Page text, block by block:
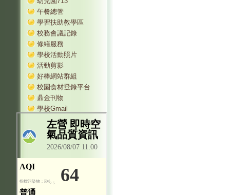
午餐總管
學習扶助教學區
校務會議記錄
修繕服務
學校活動照片
活動剪影
好棒網站群組
校園食材登錄平台
鼎金刊物
學校Gmail